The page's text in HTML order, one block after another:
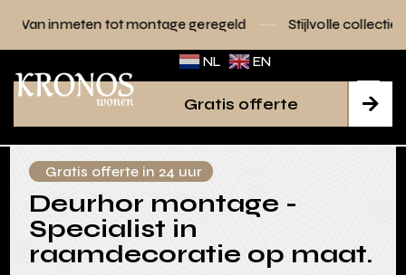
montage geregeld Stijlvolle collecties voor elk
NL EN

Gratis offerte
Gratis offerte in 24 uur
Deurhor montage -
Specialist in
raamdecoratie op maat.